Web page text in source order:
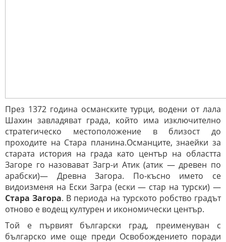
През 1372 година османските турци, водени от лала
Шахин завладяват града, който има изключително
стратегическо местоположение в близост до
проходите на Стара планина.Османците, знаейки за
старата история на града като център на областта
Загоре го назовават Загр-и Атик (атик — древен по
арабски)— Древна Загора. По-късно името се
видоизменя на Ески Загра (ески — стар на турски) —
Стара Загора. В периода на турското робство градът
отново е водещ културен и икономически център.
Той е първият български
град, преименуван с
българско име още преди Освобождението поради